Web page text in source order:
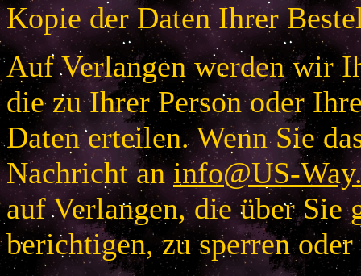
Kopie der Daten Ihrer
Auf Verlangen werden wir
die zu Ihrer Person oder
Daten erteilen. Wenn Sie
Nachricht aninfo@US-
auf Verlangen, die über Sie
berichtigen, zu sperren